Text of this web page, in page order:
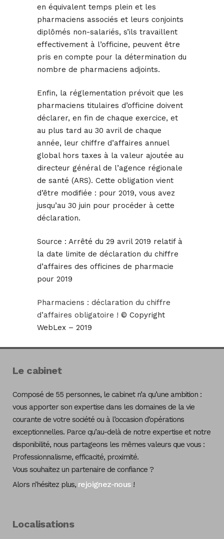
en équivalent temps plein et les
pharmaciens associés et leurs conjoints
diplômés non-salariés, s’ils travaillent
effectivement à l’officine, peuvent être
pris en compte pour la détermination du
nombre de pharmaciens adjoints.
Enfin, la réglementation prévoit que les
pharmaciens titulaires d’officine doivent
déclarer, en fin de chaque exercice, et
au plus tard au 30 avril de chaque
année, leur chiffre d’affaires annuel
global hors taxes à la valeur ajoutée au
directeur général de l’agence régionale
de santé (ARS). Cette obligation vient
d’être modifiée : pour 2019, vous avez
jusqu’au 30 juin pour procéder à cette
déclaration.
Source : Arrêté du 29 avril 2019 relatif à
la date limite de déclaration du chiffre
d’affaires des officines de pharmacie
pour 2019
Pharmaciens : déclaration du chiffre
d’affaires obligatoire ! © Copyright
WebLex – 2019
Le cabinet
Composé de 55 personnes, le cabinet n’a qu’une ambition :
vous apporter son expertise dans les domaines de la vie
courante de votre société ou à l’occasion d’opérations
exceptionnelles. Parce qu’au-delà de notre expertise et notre
disponibilité, nous partageons les mêmes valeurs que vous :
Professionnalisme, efficacité, proximité.
Vous souhaitez un partenaire de confiance ?
Alors n’hésitez plus, rejoignez-nous!
Localisations